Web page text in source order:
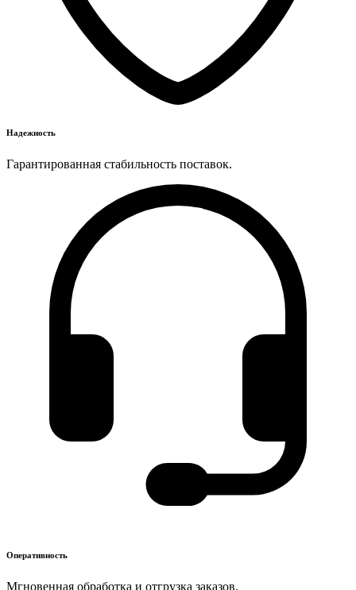
Надежность
Гарантированная стабильность поставок.
Оперативность
Мгновенная обработка и отгрузка заказов.